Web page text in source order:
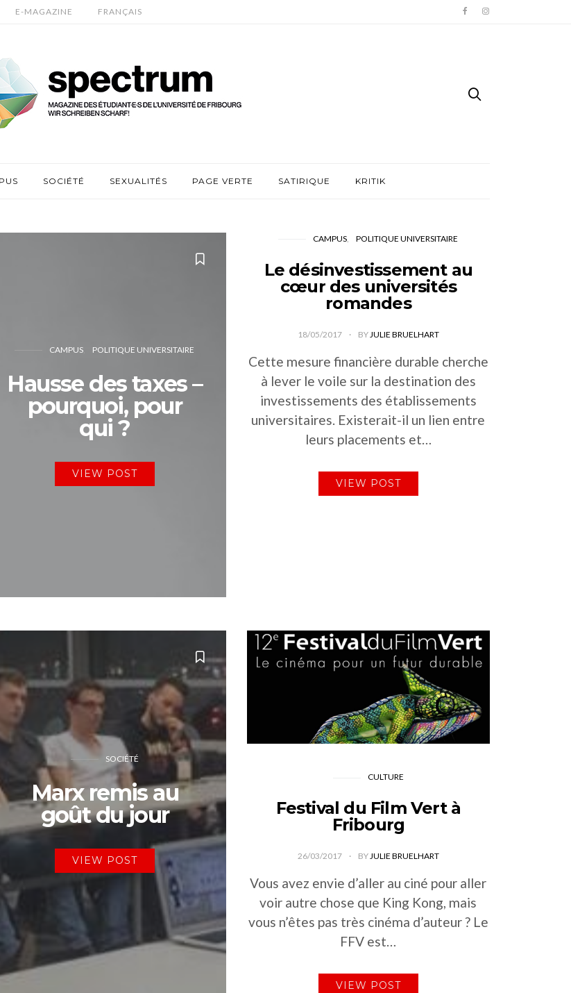
E-MAGAZINE FRANÇAIS
SOCIÉTÉ SEXUALITÉS PAGE VERTE SATIRIQUE KRITIK
CAMPUS POLITIQUE UNIVERSITAIRE
Hausse des taxes –
pourquoi, pour
qui ?
VIEW POST
CAMPUS POLITIQUE UNIVERSITAIRE
Le désinvestissement au
cœur des universités
romandes
18/05/2017 BYJULIE BRUELHART
Cette mesure financière durable cherche
à lever le voile sur la destination des
investissements des établissements
universitaires. Existerait-il un lien entre
leurs placements et…
VIEW POST
SOCIÉTÉ
Marx remis au
goût du jour
VIEW POST
CULTURE
Festival du Film Vert à
Fribourg
26/03/2017 BYJULIE BRUELHART
Vous avez envie d’aller au ciné pour aller
voir autre chose que King Kong, mais
vous n’êtes pas très cinéma d’auteur ? Le
FFV est…
VIEW POST